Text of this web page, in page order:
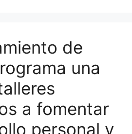
de
una
a fomentar
personal y